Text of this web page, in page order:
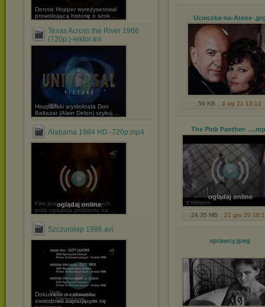
Dennis Hopper wyreżyserował
prowokującą historię o szok ...
Texas Across the River 1966
(720p.)-lektor.avi
Hiszpański arystokrata Don
Baltazar (Alain Delon) szykuj ...
Alabama 1984 HD -720p.mp4
oglądaj online
Film jest jedną z pierwszych
prób opisania problemu na ...
Szczurołap 1986.avi
Dokument o człowieku
zawodowo zajmującym się
Ucieczka-na-Atene-
56 KB 3 sty 21 13:12
The Pink Panther- ...
oglądaj online
z opisem
24,35 MB
21 gru 20
sprawcy.jpeg